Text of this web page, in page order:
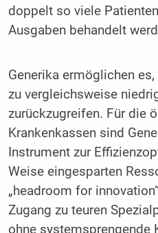
doppelt so viele
Ausgaben behandelt
Generika ermöglichen
zu vergleichsweise
zurückzugreifen. Für die
Krankenkassen sind
Instrument zur
Weise eingesparten
„headroom for
Zugang zu teuren
ohne systemsprengende